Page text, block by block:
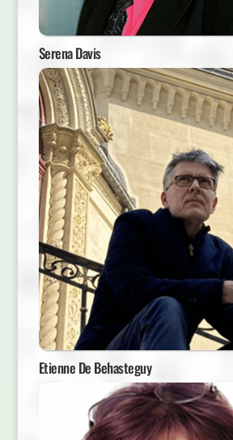
Serena Davis
Etienne De Behasteguy